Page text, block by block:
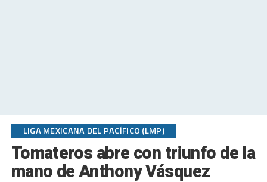
LIGA MEXICANA DEL PACÍFICO (LMP)
Tomateros abre con triunfo de la
mano de Anthony Vásquez